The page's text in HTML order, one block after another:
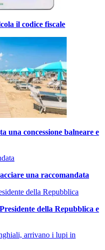
il codice fiscale
una concessione balneare e
una raccomandata
della Repubblica e